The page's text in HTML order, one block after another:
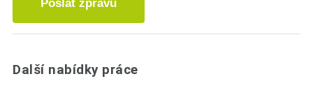
Poslat zprávu
Další nabídky práce